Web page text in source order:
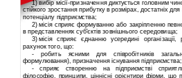
1) вибір місії-призначення диктується головним
стійкого зростання прибутку в розмірах, достатніх
потенціалу підприємства;
2) місія сприяє формуванню або закріпленню
в представленнях суб'єктів зовнішнього середовища;
3) місія сприяє єднанню усередині
рахунок того, що:
- робить ясними для співробітників
формулювання), призначення існування підприємства;
- сприяє створенню на підприємстві
філософію, принципи, ціннісні орієнтири фірми, що